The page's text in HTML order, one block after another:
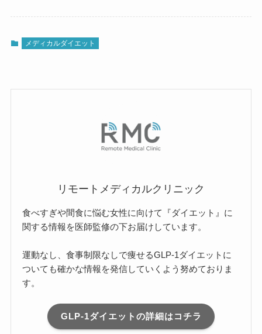
メディカルダイエット
リモートメディカルクリニック
食べすぎや間食に悩む女性に向けて『ダイエット』に
関する情報を医師監修の下お届けしています。
運動なし、食事制限なしで痩せるGLP-1ダイエットに
ついても確かな情報を発信していくよう努めておりま
す。
GLP-1ダイエットの詳細はコチラ